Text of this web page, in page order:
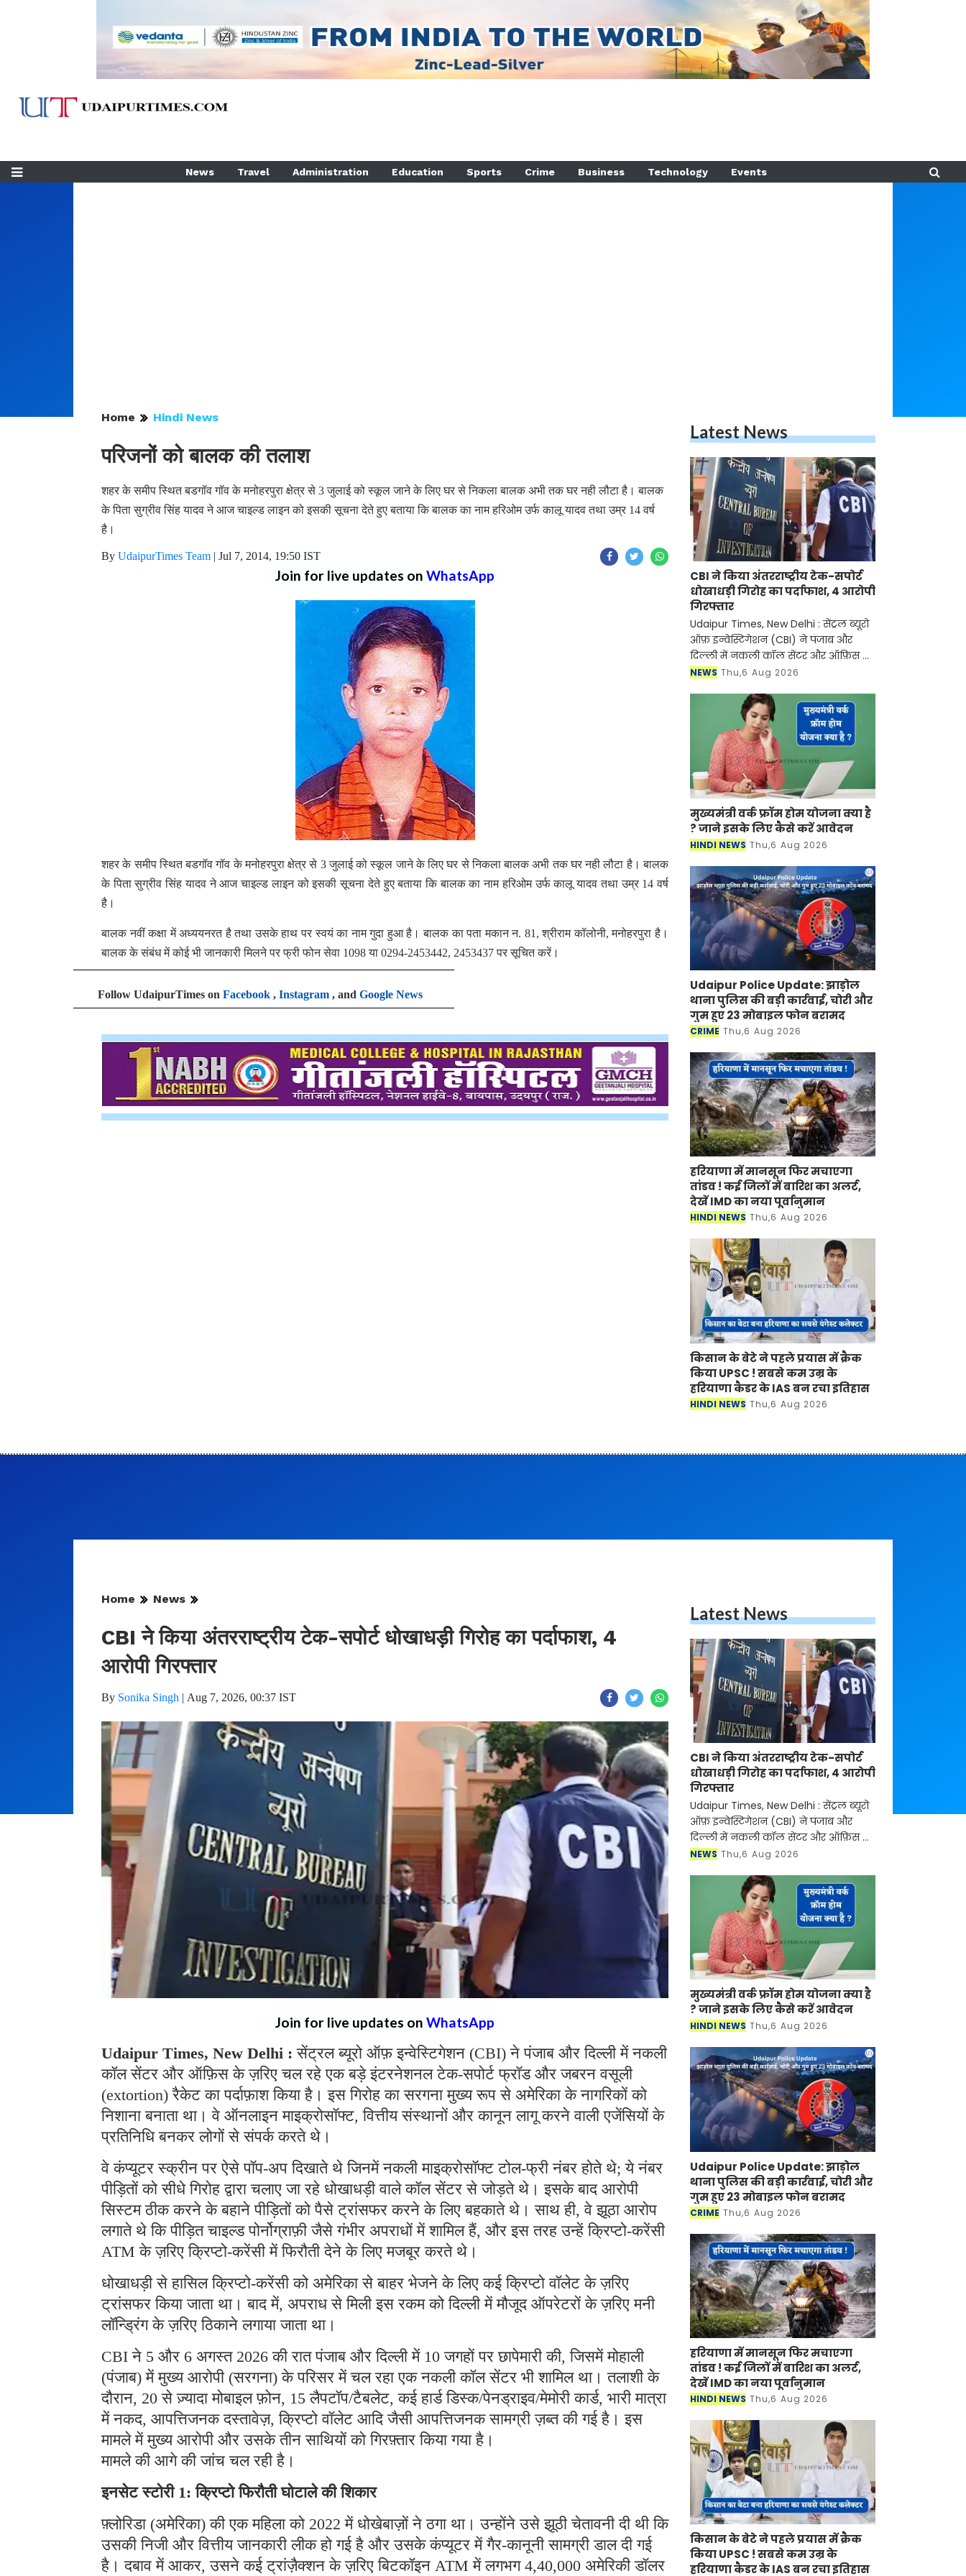
News Travel Administration Education Sports Crime Business Technology Events
Home Hindi News
परिजनों को बालक की तलाश
शहर के समीप स्थित बडगॉव गॉव के मनोहरपुरा क्षेत्र से 3 जुलाई को स्कूल जाने के लिए घर से निकला बालक अभी तक घर नही लौटा है। बालक
के पिता सुग्रीव सिंह यादव ने आज चाइल्ड लाइन को इसकी सूचना देते हुए बताया कि बालक का नाम हरिओम उर्फ कालू यादव तथा उम्र 14 वर्ष
है।
By UdaipurTimes Team | Jul 7, 2014, 19:50 IST
Join for live updates on WhatsApp
शहर के समीप स्थित बडगॉव गॉव के मनोहरपुरा क्षेत्र से 3 जुलाई को स्कूल जाने के लिए घर से निकला बालक अभी तक घर नही लौटा है। बालक
के पिता सुग्रीव सिंह यादव ने आज चाइल्ड लाइन को इसकी सूचना देते हुए बताया कि बालक का नाम हरिओम उर्फ कालू यादव तथा उम्र 14 वर्ष
है।
बालक नवीं कक्षा में अध्ययनरत है तथा उसके हाथ पर स्वयं का नाम गुदा हुआ है। बालक का पता मकान न. 81, श्रीराम कॉलोनी, मनोहरपुरा है।
बालक के संबंध में कोई भी जानकारी मिलने पर फ्री फोन सेवा 1098 या 0294-2453442, 2453437 पर सूचित करें।
Follow UdaipurTimes on Facebook , Instagram , and Google News
Latest News
CBI ने किया अंतरराष्ट्रीय टेक-सपोर्ट
धोखाधड़ी गिरोह का पर्दाफाश, 4 आरोपी
गिरफ्तार
Udaipur Times, New Delhi : सेंट्रल ब्यूरो
ऑफ़ इन्वेस्टिगेशन (CBI) ने पंजाब और
दिल्ली में नकली कॉल सेंटर और ऑफ़िस के
ज़रिए चल रहे एक बड़े इंटरनेशनल टेक-
NEWS Thu,6 Aug 2026
मुख्यमंत्री वर्क फ्रॉम होम योजना क्या है
? जाने इसके लिए कैसे करें आवेदन
HINDI NEWS Thu,6 Aug 2026
Udaipur Police Update: झाड़ोल
थाना पुलिस की बड़ी कार्रवाई, चोरी और
गुम हुए 23 मोबाइल फोन बरामद
CRIME Thu,6 Aug 2026
हरियाणा में मानसून फिर मचाएगा
तांडव ! कई जिलों में बारिश का अलर्ट,
देखें IMD का नया पूर्वानुमान
HINDI NEWS Thu,6 Aug 2026
किसान के बेटे ने पहले प्रयास में क्रैक
किया UPSC ! सबसे कम उम्र के
हरियाणा कैडर के IAS बन रचा इतिहास
HINDI NEWS Thu,6 Aug 2026
Home News
CBI ने किया अंतरराष्ट्रीय टेक-सपोर्ट धोखाधड़ी गिरोह का पर्दाफाश, 4
आरोपी गिरफ्तार
By Sonika Singh | Aug 7, 2026, 00:37 IST
Join for live updates on WhatsApp
Udaipur Times, New Delhi :सेंट्रल ब्यूरो ऑफ़ इन्वेस्टिगेशन (CBI) ने पंजाब और दिल्ली में नकली
कॉल सेंटर और ऑफ़िस के ज़रिए चल रहे एक बड़े इंटरनेशनल टेक-सपोर्ट फ्रॉड और जबरन वसूली
(extortion) रैकेट का पर्दाफ़ाश किया है। इस गिरोह का सरगना मुख्य रूप से अमेरिका के नागरिकों को
निशाना बनाता था। वे ऑनलाइन माइक्रोसॉफ्ट, वित्तीय संस्थानों और कानून लागू करने वाली एजेंसियों के
प्रतिनिधि बनकर लोगों से संपर्क करते थे।
वे कंप्यूटर स्क्रीन पर ऐसे पॉप-अप दिखाते थे जिनमें नकली माइक्रोसॉफ्ट टोल-फ्री नंबर होते थे; ये नंबर
पीड़ितों को सीधे गिरोह द्वारा चलाए जा रहे धोखाधड़ी वाले कॉल सेंटर से जोड़ते थे। इसके बाद आरोपी
सिस्टम ठीक करने के बहाने पीड़ितों को पैसे ट्रांसफर करने के लिए बहकाते थे। साथ ही, वे झूठा आरोप
लगाते थे कि पीड़ित चाइल्ड पोर्नोग्राफ़ी जैसे गंभीर अपराधों में शामिल हैं, और इस तरह उन्हें क्रिप्टो-करेंसी
ATM के ज़रिए क्रिप्टो-करेंसी में फिरौती देने के लिए मजबूर करते थे।
धोखाधड़ी से हासिल क्रिप्टो-करेंसी को अमेरिका से बाहर भेजने के लिए कई क्रिप्टो वॉलेट के ज़रिए
ट्रांसफर किया जाता था। बाद में, अपराध से मिली इस रकम को दिल्ली में मौजूद ऑपरेटरों के ज़रिए मनी
लॉन्ड्रिंग के ज़रिए ठिकाने लगाया जाता था।
CBI ने 5 और 6 अगस्त 2026 की रात पंजाब और दिल्ली में 10 जगहों पर छापेमारी की, जिसमें मोहाली
(पंजाब) में मुख्य आरोपी (सरगना) के परिसर में चल रहा एक नकली कॉल सेंटर भी शामिल था। तलाशी के
दौरान, 20 से ज़्यादा मोबाइल फ़ोन, 15 लैपटॉप/टैबलेट, कई हार्ड डिस्क/पेनड्राइव/मेमोरी कार्ड, भारी मात्रा
में नकद, आपत्तिजनक दस्तावेज़, क्रिप्टो वॉलेट आदि जैसी आपत्तिजनक सामग्री ज़ब्त की गई है। इस
मामले में मुख्य आरोपी और उसके तीन साथियों को गिरफ़्तार किया गया है।
मामले की आगे की जांच चल रही है।
इनसेट स्टोरी 1: क्रिप्टो फिरौती घोटाले की शिकार
फ़्लोरिडा (अमेरिका) की एक महिला को 2022 में धोखेबाज़ों ने ठगा था। उन्होंने उसे झूठी चेतावनी दी थी कि
उसकी निजी और वित्तीय जानकारी लीक हो गई है और उसके कंप्यूटर में गैर-कानूनी सामग्री डाल दी गई
है। दबाव में आकर, उसने कई ट्रांज़ैक्शन के ज़रिए बिटकॉइन ATM में लगभग 4,40,000 अमेरिकी डॉलर
Latest News
CBI ने किया अंतरराष्ट्रीय टेक-सपोर्ट
धोखाधड़ी गिरोह का पर्दाफाश, 4 आरोपी
गिरफ्तार
Udaipur Times, New Delhi : सेंट्रल ब्यूरो
ऑफ़ इन्वेस्टिगेशन (CBI) ने पंजाब और
दिल्ली में नकली कॉल सेंटर और ऑफ़िस के
ज़रिए चल रहे एक बड़े इंटरनेशनल टेक-
NEWS Thu,6 Aug 2026
मुख्यमंत्री वर्क फ्रॉम होम योजना क्या है
? जाने इसके लिए कैसे करें आवेदन
HINDI NEWS Thu,6 Aug 2026
Udaipur Police Update: झाड़ोल
थाना पुलिस की बड़ी कार्रवाई, चोरी और
गुम हुए 23 मोबाइल फोन बरामद
CRIME Thu,6 Aug 2026
हरियाणा में मानसून फिर मचाएगा
तांडव ! कई जिलों में बारिश का अलर्ट,
देखें IMD का नया पूर्वानुमान
HINDI NEWS Thu,6 Aug 2026
किसान के बेटे ने पहले प्रयास में क्रैक
किया UPSC ! सबसे कम उम्र के
हरियाणा कैडर के IAS बन रचा इतिहास